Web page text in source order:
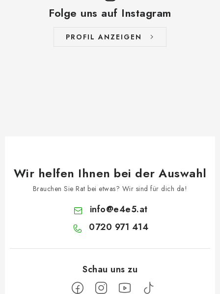
Folge uns auf Instagram
PROFIL ANZEIGEN
Wir helfen Ihnen bei der Auswahl
Brauchen Sie Rat bei etwas? Wir sind für dich da!
info@e4e5.at
0720 971 414